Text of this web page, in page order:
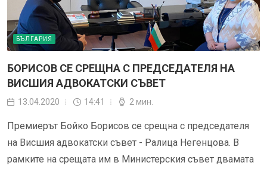
БЪЛГАРИЯ
БОРИСОВ СЕ СРЕЩНА С ПРЕДСЕДАТЕЛЯ НА
ВИСШИЯ АДВОКАТСКИ СЪВЕТ
13.04.2020 14:41 2 мин.
Премиерът Бойко Борисов се срещна с председателя
на Висшия адвокатски съвет - Ралица Негенцова. В
рамките на срещата им в Министерския съвет двамата